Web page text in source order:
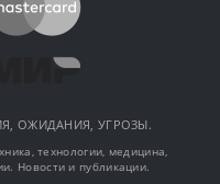
ОЖИДАНИЯ, УГРОЗЫ.
технологии, медицина,
Новости и публикации.